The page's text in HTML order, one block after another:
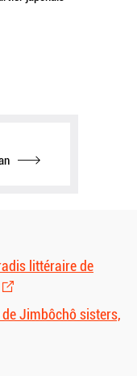
littéraire de
Jimbôchô sisters,